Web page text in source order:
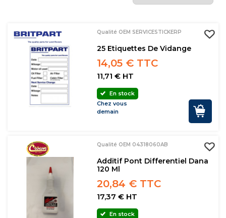
Qualité OEM SERVICESTICKERP
25 Etiquettes De Vidange
14,05 € TTC
11,71 € HT
En stock
Chez vous
demain
Qualité OEM 04318060AB
Additif Pont Differentiel Dana
120 Ml
20,84 € TTC
17,37 € HT
En stock